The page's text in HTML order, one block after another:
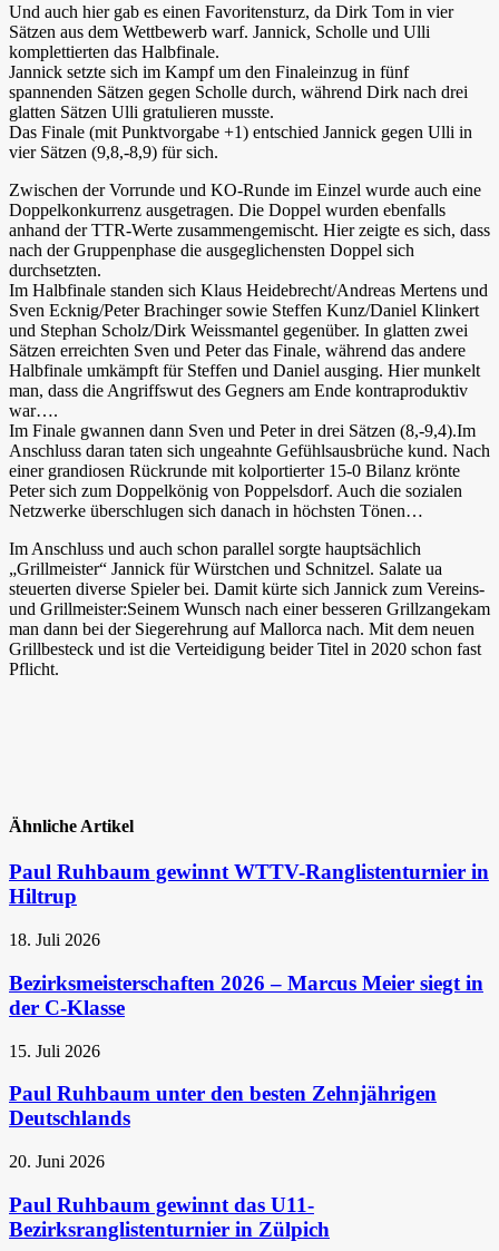
Und auch hier gab es einen Favoritensturz, da Dirk Tom in vier
Sätzen aus dem Wettbewerb warf. Jannick, Scholle und Ulli
komplettierten das Halbfinale.
Jannick setzte sich im Kampf um den Finaleinzug in fünf
spannenden Sätzen gegen Scholle durch, während Dirk nach drei
glatten Sätzen Ulli gratulieren musste.
Das Finale (mit Punktvorgabe +1) entschied Jannick gegen Ulli in
vier Sätzen (9,8,-8,9) für sich.
Zwischen der Vorrunde und KO-Runde im Einzel wurde auch eine
Doppelkonkurrenz ausgetragen. Die Doppel wurden ebenfalls
anhand der TTR-Werte zusammengemischt. Hier zeigte es sich, dass
nach der Gruppenphase die ausgeglichensten Doppel sich
durchsetzten.
Im Halbfinale standen sich Klaus Heidebrecht/Andreas Mertens und
Sven Ecknig/Peter Brachinger sowie Steffen Kunz/Daniel Klinkert
und Stephan Scholz/Dirk Weissmantel gegenüber. In glatten zwei
Sätzen erreichten Sven und Peter das Finale, während das andere
Halbfinale umkämpft für Steffen und Daniel ausging. Hier munkelt
man, dass die Angriffswut des Gegners am Ende kontraproduktiv
war….
Im Finale gwannen dann Sven und Peter in drei Sätzen (8,-9,4).Im
Anschluss daran taten sich ungeahnte Gefühlsausbrüche kund. Nach
einer grandiosen Rückrunde mit kolportierter 15-0 Bilanz krönte
Peter sich zum Doppelkönig von Poppelsdorf. Auch die sozialen
Netzwerke überschlugen sich danach in höchsten Tönen…
Im Anschluss und auch schon parallel sorgte hauptsächlich
„Grillmeister“ Jannick für Würstchen und Schnitzel. Salate ua
steuerten diverse Spieler bei. Damit kürte sich Jannick zum Vereins-
und Grillmeister:Seinem Wunsch nach einer besseren Grillzangekam
man dann bei der Siegerehrung auf Mallorca nach. Mit dem neuen
Grillbesteck und ist die Verteidigung beider Titel in 2020 schon fast
Pflicht.
Ähnliche Artikel
Paul Ruhbaum gewinnt WTTV-Ranglistenturnier in
Hiltrup
18. Juli 2026
Bezirksmeisterschaften 2026 – Marcus Meier siegt in
der C-Klasse
15. Juli 2026
Paul Ruhbaum unter den besten Zehnjährigen
Deutschlands
20. Juni 2026
Paul Ruhbaum gewinnt das U11-
Bezirksranglistenturnier in Zülpich